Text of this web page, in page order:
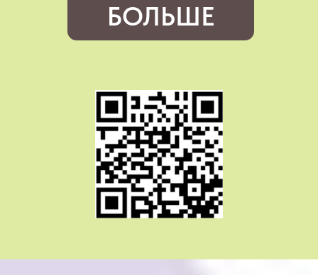
БОЛЬШЕ
PROСВЕТ
с детьми, находящимся в сложной